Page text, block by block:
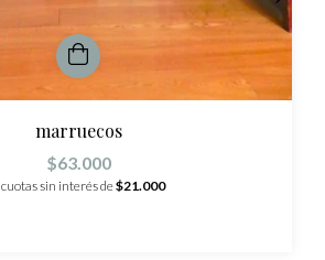
marruecos
$63.000
cuotas sin interés de$21.000